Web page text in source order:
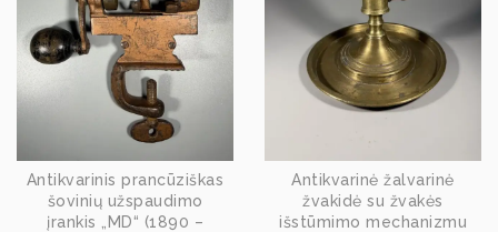
Antikvarinis prancūziškas
šovinių užspaudimo
įrankis „MD“ (1890 –
Antikvarinė žalvarinė
žvakidė su žvakės
išstūmimo mechanizmu